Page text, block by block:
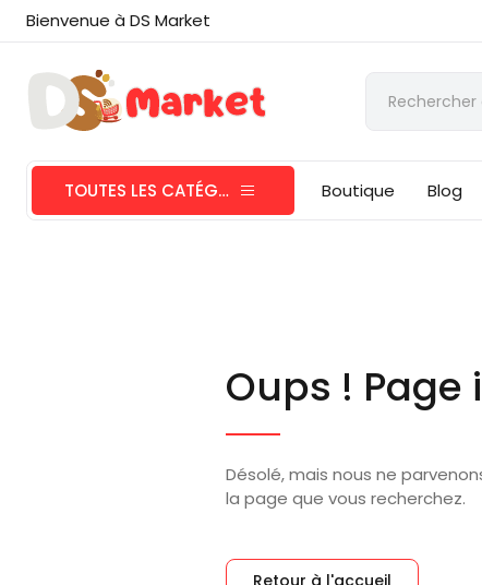
Bienvenue à DS Market
TOUTES LES CATÉGORIES Boutique Blog
Oups !
Désolé, mais nous ne
la page que vous recherchez.
Retour à l'accueil